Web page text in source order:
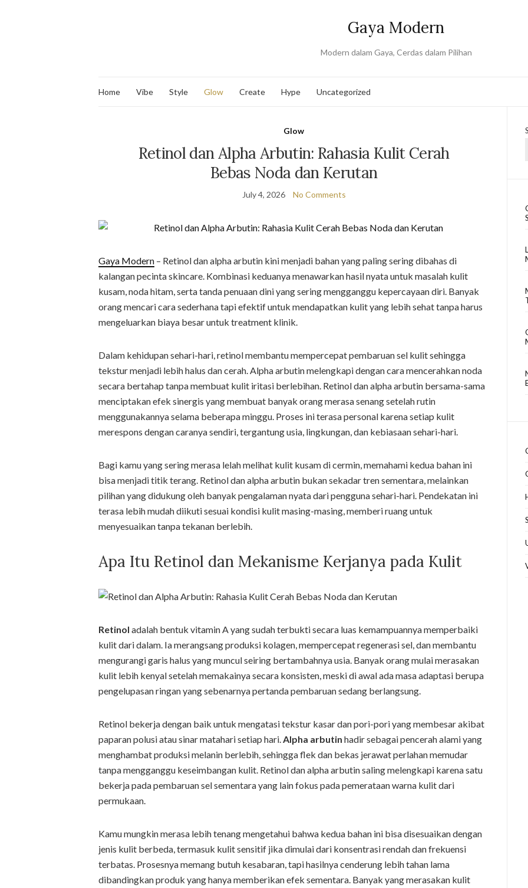
Gaya Modern
Modern dalam Gaya, Cerdas dalam Pilihan
Home Vibe Style Glow Create Hype Uncategorized
Glow
Retinol dan Alpha Arbutin: Rahasia Kulit Cerah
Bebas Noda dan Kerutan
July 4, 2026 No Comments
Gaya Modern – Retinol dan alpha arbutin kini menjadi bahan yang paling sering dibahas di
kalangan pecinta skincare. Kombinasi keduanya menawarkan hasil nyata untuk masalah kulit
kusam, noda hitam, serta tanda penuaan dini yang sering mengganggu kepercayaan diri. Banyak
orang mencari cara sederhana tapi efektif untuk mendapatkan kulit yang lebih sehat tanpa harus
mengeluarkan biaya besar untuk treatment klinik.
Dalam kehidupan sehari-hari, retinol membantu mempercepat pembaruan sel kulit sehingga
tekstur menjadi lebih halus dan cerah. Alpha arbutin melengkapi dengan cara mencerahkan noda
secara bertahap tanpa membuat kulit iritasi berlebihan. Retinol dan alpha arbutin bersama-sama
menciptakan efek sinergis yang membuat banyak orang merasa senang setelah rutin
menggunakannya selama beberapa minggu. Proses ini terasa personal karena setiap kulit
merespons dengan caranya sendiri, tergantung usia, lingkungan, dan kebiasaan sehari-hari.
Bagi kamu yang sering merasa lelah melihat kulit kusam di cermin, memahami kedua bahan ini
bisa menjadi titik terang. Retinol dan alpha arbutin bukan sekadar tren sementara, melainkan
pilihan yang didukung oleh banyak pengalaman nyata dari pengguna sehari-hari. Pendekatan ini
terasa lebih mudah diikuti sesuai kondisi kulit masing-masing, memberi ruang untuk
menyesuaikan tanpa tekanan berlebih.
Apa Itu Retinol dan Mekanisme Kerjanya pada Kulit
Retinol adalah bentuk vitamin A yang sudah terbukti secara luas kemampuannya memperbaiki
kulit dari dalam. Ia merangsang produksi kolagen, mempercepat regenerasi sel, dan membantu
mengurangi garis halus yang muncul seiring bertambahnya usia. Banyak orang mulai merasakan
kulit lebih kenyal setelah memakainya secara konsisten, meski di awal ada masa adaptasi berupa
pengelupasan ringan yang sebenarnya pertanda pembaruan sedang berlangsung.
Retinol bekerja dengan baik untuk mengatasi tekstur kasar dan pori-pori yang membesar akibat
paparan polusi atau sinar matahari setiap hari.Alpha arbutin hadir sebagai pencerah alami yang
menghambat produksi melanin berlebih, sehingga flek dan bekas jerawat perlahan memudar
tanpa mengganggu keseimbangan kulit. Retinol dan alpha arbutin saling melengkapi karena satu
bekerja pada pembaruan sel sementara yang lain fokus pada pemerataan warna kulit dari
permukaan.
Kamu mungkin merasa lebih tenang mengetahui bahwa kedua bahan ini bisa disesuaikan dengan
jenis kulit berbeda, termasuk kulit sensitif jika dimulai dari konsentrasi rendah dan frekuensi
terbatas. Prosesnya memang butuh kesabaran, tapi hasilnya cenderung lebih tahan lama
dibandingkan produk yang hanya memberikan efek sementara. Banyak yang merasakan kulit